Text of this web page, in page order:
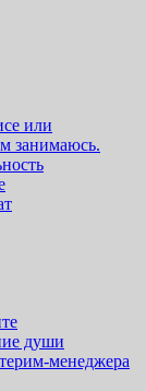
или
занимаюсь.
души
менеджера